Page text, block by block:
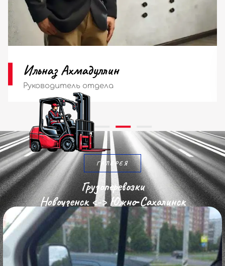
Мария Ильина
Диспетчер
ГАЛЕРЕЯ
Грузоперевозки
Новоузенск <-> Южно‑Сахалинск